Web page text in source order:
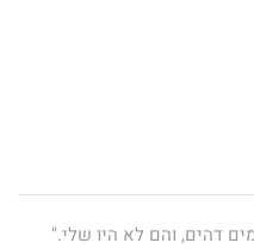
דהים, והם לא היו שלי."